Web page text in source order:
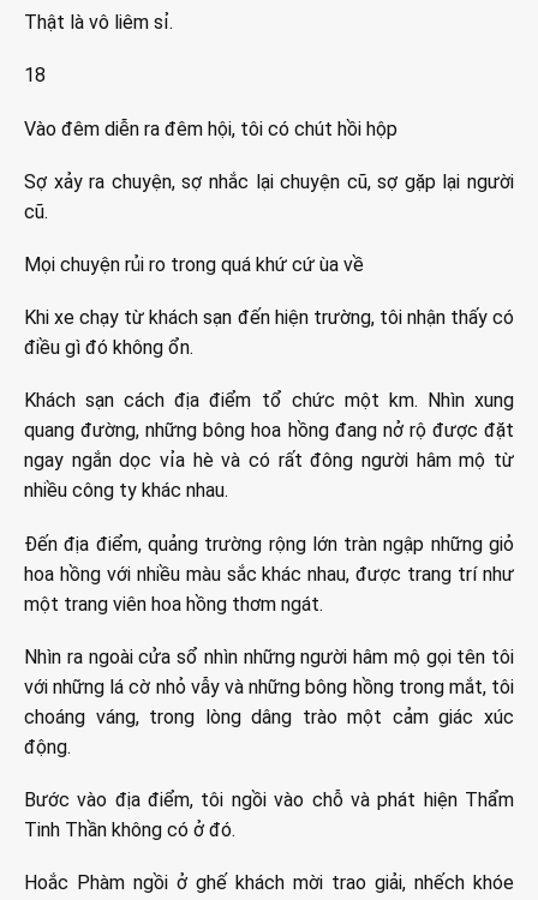
Thật là vô liêm sỉ.
18
Vào đêm diễn ra đêm hội, tôi có chút hồi hộp
Sợ xảy ra chuyện, sợ nhắc lại chuyện cũ, sợ gặp lại người
cũ.
Mọi chuyện rủi ro trong quá khứ cứ ùa về
Khi xe chạy từ khách sạn đến hiện trường, tôi nhận thấy có
điều gì đó không ổn.
Khách sạn cách địa điểm tổ chức một km. Nhìn xung
quang đường, những bông hoa hồng đang nở rộ được đặt
ngay ngắn dọc vỉa hè và có rất đông người hâm mộ từ
nhiều công ty khác nhau.
Đến địa điểm, quảng trường rộng lớn tràn ngập những giỏ
hoa hồng với nhiều màu sắc khác nhau, được trang trí như
một trang viên hoa hồng thơm ngát.
Nhìn ra ngoài cửa sổ nhìn những người hâm mộ gọi tên tôi
với những lá cờ nhỏ vẫy và những bông hồng trong mắt, tôi
choáng váng, trong lòng dâng trào một cảm giác xúc
động.
Bước vào địa điểm, tôi ngồi vào chỗ và phát hiện Thẩm
Tinh Thần không có ở đó.
Hoắc Phàm ngồi ở ghế khách mời trao giải, nhếch khóe